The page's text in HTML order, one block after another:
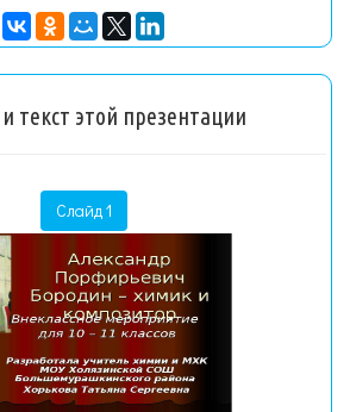
текст этой презентации
Слайд 1